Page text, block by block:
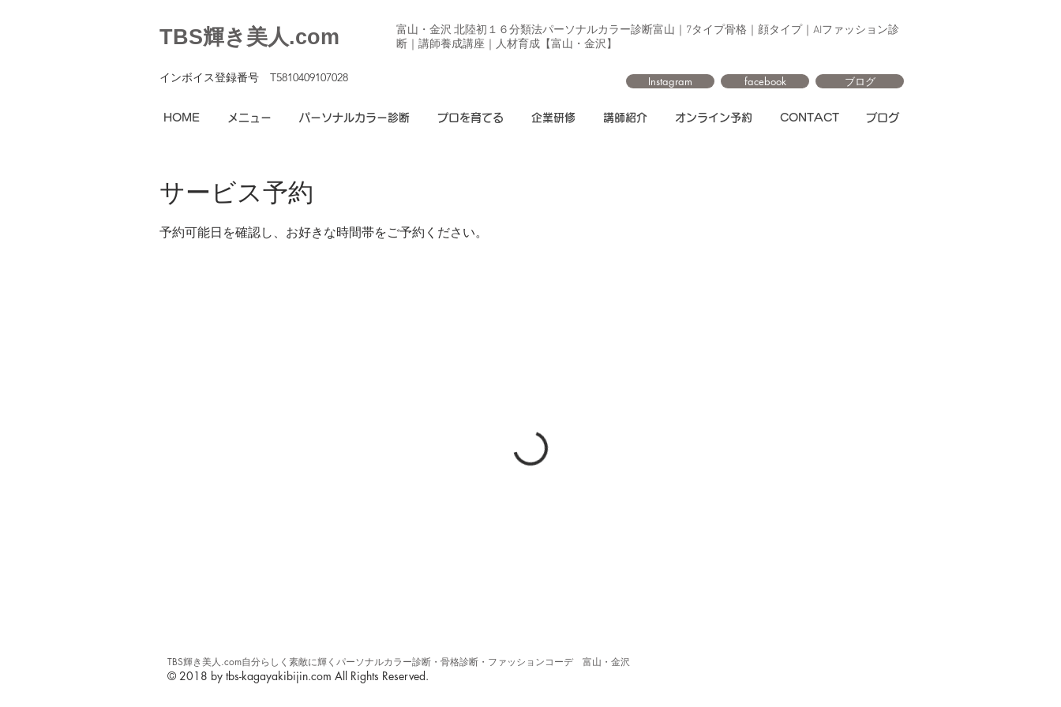
TBS輝き美人.com
インボイス登録番号 T5810409107028
富山・金沢 北陸初１６分類法パーソナルカラー診断富山｜7タイプ骨格｜顔タイプ｜AIファッション診
断｜講師養成講座｜人材育成【富山・金沢】
Instagram facebook ブログ
HOME メニュー パーソナルカラー診断 プロを育てる 企業研修 講師紹介 オンライン予約 CONTACT ブログ
サービス予約
予約可能日を確認し、お好きな時間帯をご予約ください。
TBS輝き美人.com自分らしく素敵に輝くパーソナルカラー診断・骨格診断・ファッションコーデ 富山・金沢
© 2018 by tbs-kagayakibijin.com All Rights Reserved.